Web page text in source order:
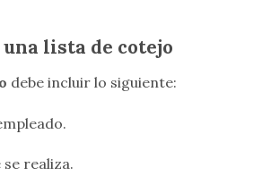
lista de cotejo
debe incluir lo siguiente:
se realiza.